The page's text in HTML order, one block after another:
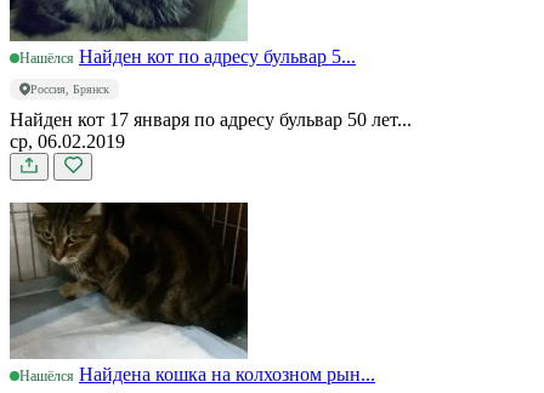
Нашёлся Найден кот по адресу бульвар 5...
Россия, Брянск
Найден кот 17 января по адресу бульвар 50 лет...
ср, 06.02.2019
Нашёлся Найдена кошка на колхозном рын...